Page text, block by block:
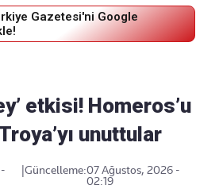
Gazetesi'ni Google
etkisi! Homeros’u
unuttular
Güncelleme:07 Ağustos, 2026 -
02:19